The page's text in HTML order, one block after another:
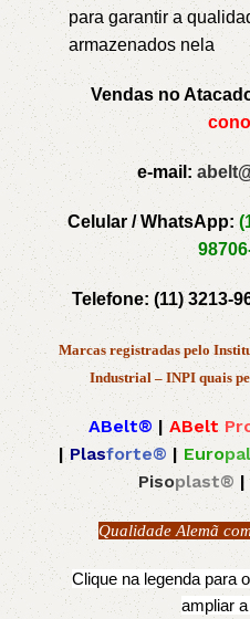
para garantir a
armazenados nela
Vendas no
e-mail:
Celular / WhatsApp:
Telefone: (11) 3213-
Marcas registradas pelo
Industrial – INPI quais
ABelt®| ABelt
|Plasforte® | Euro
Pisoplast® |
Qualidade Alemã
Clique na legenda para
ampliar